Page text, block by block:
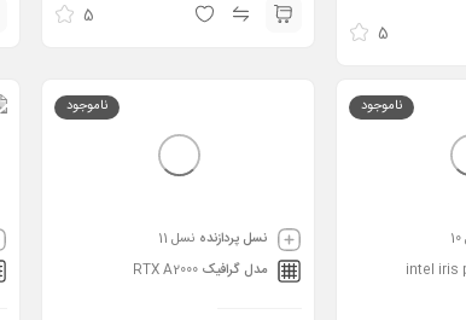
512GB
5
16GB 512GB
5
ناموجود
intel iris
ناموجود
نسل پردازنده نسل 11
مدل گرافیک RTX A2000